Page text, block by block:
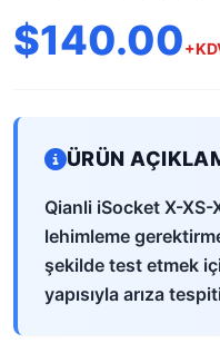
$140.00
ÜRÜN
Qianli iSocket X-XS-
lehimleme
şekilde test etmek
yapısıyla arıza